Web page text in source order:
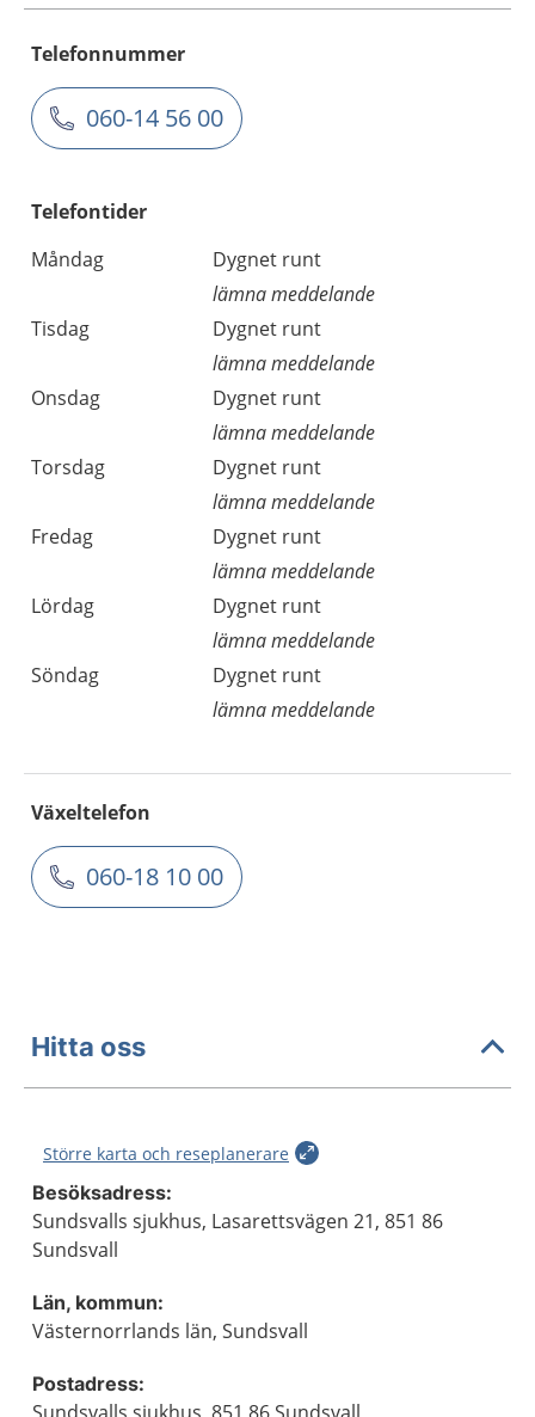
Telefonnummer
060-14 56 00
Telefontider
Måndag
Dygnet runt
lämna meddelande
Tisdag
Dygnet runt
lämna meddelande
Onsdag
Dygnet runt
lämna meddelande
Torsdag
Dygnet runt
lämna meddelande
Fredag
Dygnet runt
lämna meddelande
Lördag
Dygnet runt
lämna meddelande
Söndag
Dygnet runt
lämna meddelande
Växeltelefon
060-18 10 00
Hitta oss
Större karta och reseplanerare
Besöksadress:
Sundsvalls sjukhus, Lasarettsvägen 21, 851 86
Sundsvall
Län, kommun:
Västernorrlands län, Sundsvall
Postadress: